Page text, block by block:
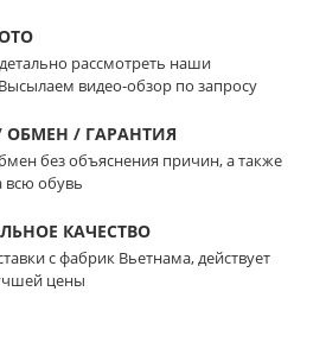
рассмотреть наши
видео-обзор по запросу
ОБМЕН / ГАРАНТИЯ
без объяснения причин, а также
всю обувь
КАЧЕСТВО
с фабрик Вьетнама, действует
цены